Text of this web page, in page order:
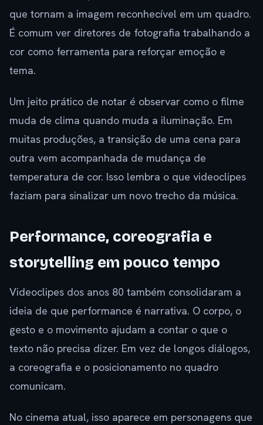
que tornam a imagem reconhecível em um quadro.
É comum ver diretores de fotografia trabalhando a
cor como ferramenta para reforçar emoção e
tema.
Um jeito prático de notar é observar como o filme
muda de clima quando muda a iluminação. Em
muitas produções, a transição de uma cena para
outra vem acompanhada de mudança de
temperatura de cor. Isso lembra o que videoclipes
faziam para sinalizar um novo trecho da música.
Performance, coreografia e
storytelling em pouco tempo
Videoclipes dos anos 80 também consolidaram a
ideia de que performance é narrativa. O corpo, o
gesto e o movimento ajudam a contar o que o
texto não precisa dizer. Em vez de longos diálogos,
a coreografia e o posicionamento no quadro
comunicam.
No cinema atual, isso aparece em personagens que